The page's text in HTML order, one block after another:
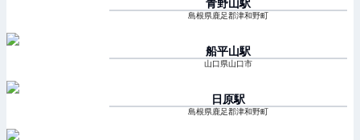
青野山駅
島根県鹿足郡津和野町
船平山駅
山口県山口市
日原駅
島根県鹿足郡津和野町